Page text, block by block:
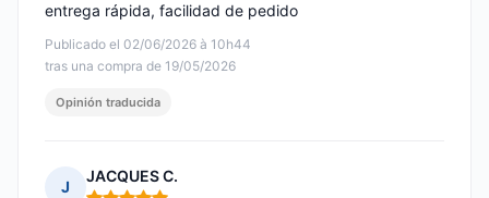
Publicado el 02/06/2026 à 10h44
tras una compra de 19/05/2026
entrega rápida, facilidad de pedido
Opinión traducida
J
JACQUES C.